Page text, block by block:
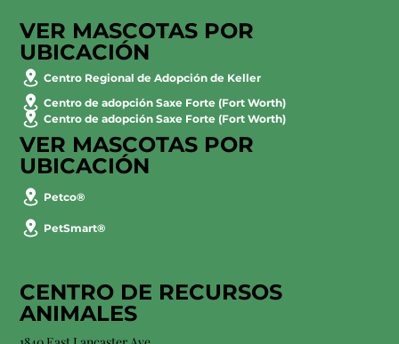
VER MASCOTAS POR
UBICACIÓN
Centro Regional de Adopción de Keller
Centro de adopción Saxe Forte (Fort Worth)
Centro de adopción Saxe Forte (Fort Worth)
VER MASCOTAS POR
UBICACIÓN
Petco®
PetSmart®
CENTRO DE RECURSOS
ANIMALES